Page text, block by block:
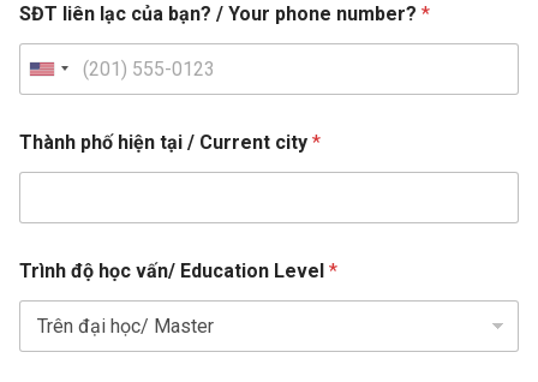
SĐT liên lạc của bạn? / Your phone number? *
U
i
t
d
a
t
Thành phố hiện tại / Current city *
Trình độ học vấn/ Education Level *